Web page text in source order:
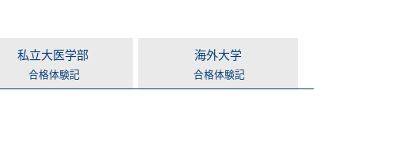
私立大医学部
合格体験記
海外大学
合格体験記